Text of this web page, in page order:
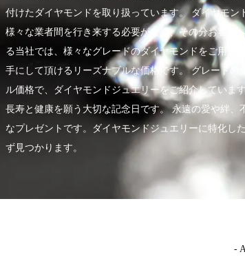
付けたダイヤモンドを取り扱っています。 ダイヤモン
様々な業者間を行き来する必要がなく、その分お客様
る当社では、様々なグレードのダイヤモンドをご用意
手にして頂けるリーズナブルな価格です。 グレード
ル価格で、ダイヤモンドジュエリーをご紹介していま
長寿と健康を願う大切な記念日です。 永遠の愛や絆
なプレゼントです。ダイヤモンドジュエリーに特化し
ず見つかります。
-